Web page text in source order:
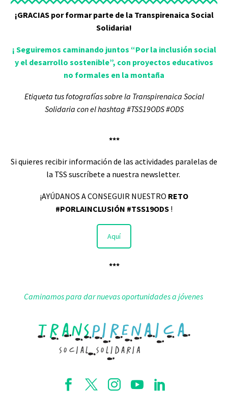
¡GRACIAS por formar parte de la Transpirenaica Social
Solidaria!
¡ Seguiremos caminando juntos “Por la inclusión social
y el desarrollo sostenible”, con proyectos educativos
no formales en la montaña
Etiqueta tus fotografías sobre la Transpirenaica Social
Solidaria con el hashtag #TSS19ODS #ODS
***
Si quieres recibir información de las actividades paralelas de
la TSS suscríbete a nuestra newsletter.
¡AYÚDANOS A CONSEGUIR NUESTRO RETO
#PORLAINCLUSIÓN #TSS19ODS !
Aquí
***
Caminamos para dar nuevas oportunidades a jóvenes